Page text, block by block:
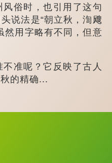
俗时，也引用了这句
说法是“朝立秋，渹飕
然用字略有不同，但意
准呢？它反映了古人
的精确...